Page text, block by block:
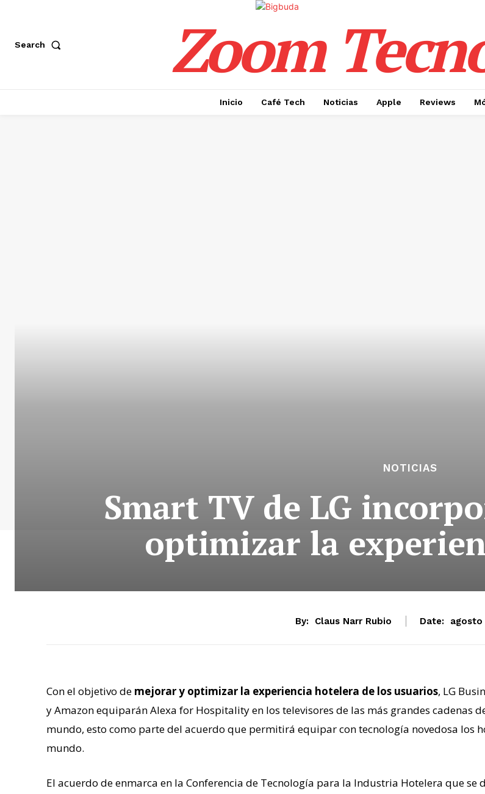
Search Zoom
Inicio Café Tech Noticias Apple Reviews
NOTICIAS
Smart TV de LG
optimizar la
By: Claus Narr Rubio Date: agosto
Con el objetivo de mejorar y optimizar la experiencia hotelera de los usuarios, LG
y Amazon equiparánAlexa for Hospitalityen los televisores de las más grandes cadenas
mundo, esto como parte del acuerdo que permitirá equipar con tecnología novedosa los
mundo.
El acuerdo de enmarca en la Conferencia de Tecnología para la Industria Hotelera que se